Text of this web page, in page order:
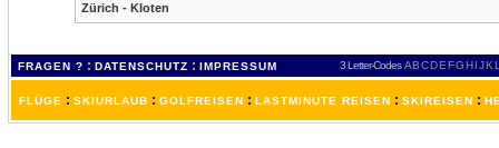
Zürich - Kloten
FRAGEN ? : DATENSCHUTZ : IMPRESSUM 3 Letter-Codes ABCDEFGH IJKL
FLÜGE : SKIURLAUB : GOLFREISEN : LASTMINUTE REISEN : SKIREISEN :